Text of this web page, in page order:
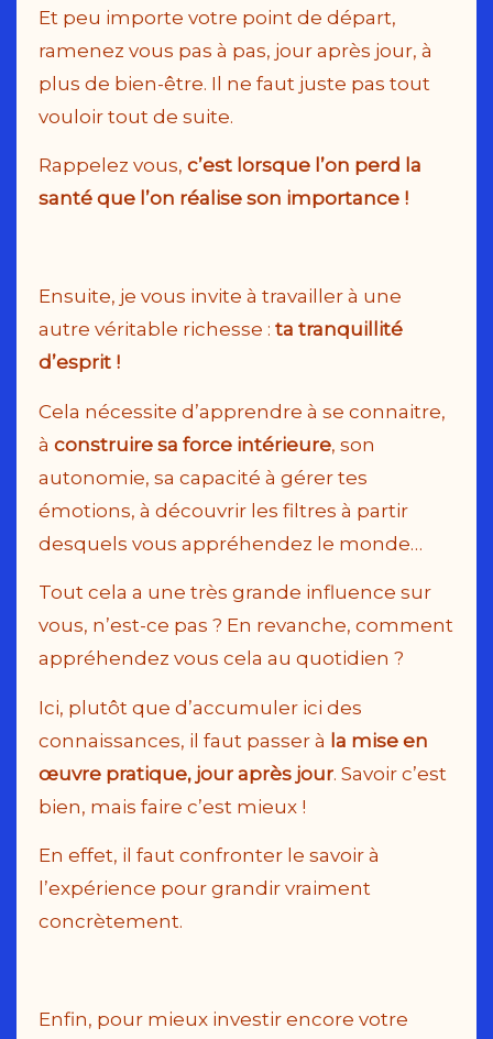
Et peu importe votre point de départ,
ramenez vous pas à pas, jour après jour, à
plus de bien-être. Il ne faut juste pas tout
vouloir tout de suite.
Rappelez vous, c’est lorsque l’on perd la
santé que l’on réalise son importance !
Ensuite, je vous invite à travailler à une
autre véritable richesse : ta tranquillité
d’esprit !
Cela nécessite d’apprendre à se connaitre,
à construire sa force intérieure, son
autonomie, sa capacité à gérer tes
émotions, à découvrir les filtres à partir
desquels vous appréhendez le monde…
Tout cela a une très grande influence sur
vous, n’est-ce pas ? En revanche, comment
appréhendez vous cela au quotidien ?
Ici, plutôt que d’accumuler ici des
connaissances, il faut passer à la mise en
œuvre pratique, jour après jour. Savoir c’est
bien, mais faire c’est mieux !
En effet, il faut confronter le savoir à
l’expérience pour grandir vraiment
concrètement.
Enfin, pour mieux investir encore votre